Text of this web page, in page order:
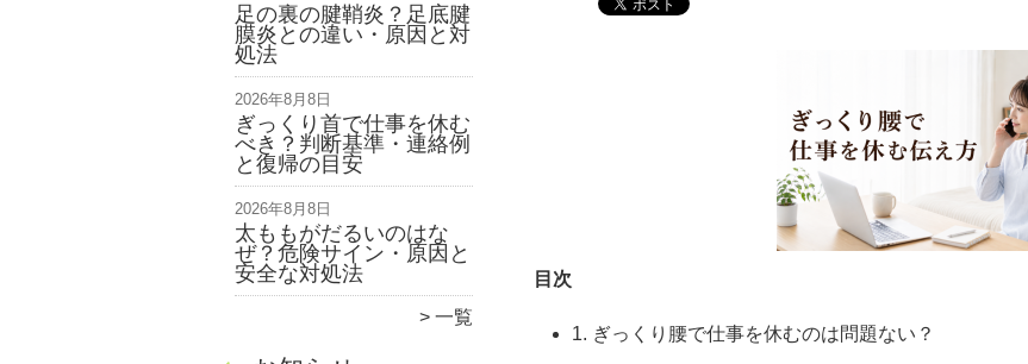
足の裏の腱鞘炎？足底腱
膜炎との違い・原因と対
処法
2026年8月8日
ぎっくり首で仕事を休む
べき？判断基準・連絡例
と復帰の目安
2026年8月8日
太ももがだるいのはな
ぜ？危険サイン・原因と
安全な対処法
一覧
目次
1. ぎっくり腰で仕事を休むのは問題ない？